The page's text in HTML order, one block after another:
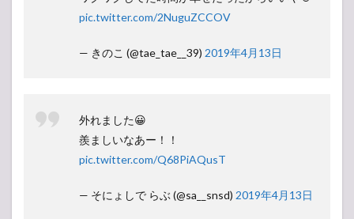
pic.twitter.com/2NuguZCCOV
— きのこ (@tae_tae__39) 2019年4月13日
外れました😀
羨ましいなあー！！
pic.twitter.com/Q68PiAQusT
— そにょしで らぶ (@sa__snsd) 2019年4月13日